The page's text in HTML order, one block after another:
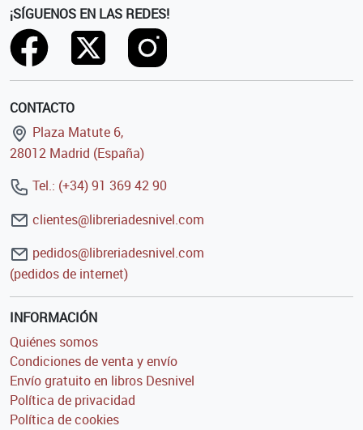
¡SÍGUENOS EN LAS REDES!
CONTACTO
Plaza Matute 6,
28012 Madrid (España)
Tel.: (+34) 91 369 42 90
clientes@libreriadesnivel.com
pedidos@libreriadesnivel.com
(pedidos de internet)
INFORMACIÓN
Quiénes somos
Condiciones de venta y envío
Envío gratuito en libros Desnivel
Política de privacidad
Política de cookies